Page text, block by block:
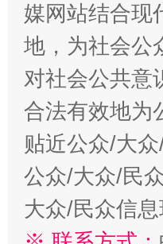
媒网站结合现
地，为社会公
对社会公共意
合法有效地为
贴近公众/大
公众/大众/民
大众/民众信息